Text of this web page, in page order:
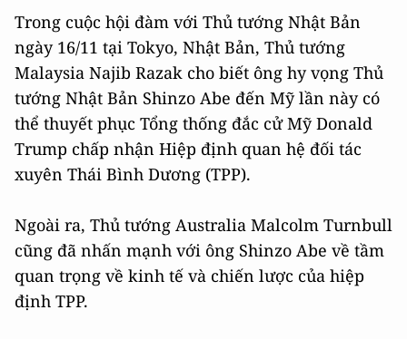
Trong cuộc hội đàm với Thủ tướng Nhật Bản
ngày 16/11 tại Tokyo, Nhật Bản, Thủ tướng
Malaysia Najib Razak cho biết ông hy vọng Thủ
tướng Nhật Bản Shinzo Abe đến Mỹ lần này có
thể thuyết phục Tổng thống đắc cử Mỹ Donald
Trump chấp nhận Hiệp định quan hệ đối tác
xuyên Thái Bình Dương (TPP).
Ngoài ra, Thủ tướng Australia Malcolm Turnbull
cũng đã nhấn mạnh với ông Shinzo Abe về tầm
quan trọng về kinh tế và chiến lược của hiệp
định TPP.